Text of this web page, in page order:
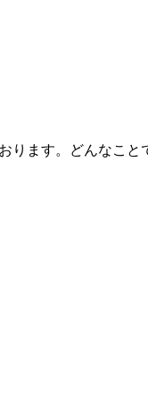
ます。どんなこ